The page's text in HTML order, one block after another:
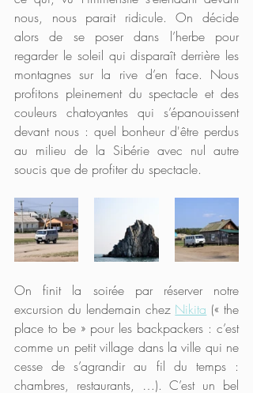
nous, nous parait ridicule. On décide
alors de se poser dans l’herbe pour
regarder le soleil qui disparaît derrière les
montagnes sur la rive d’en face. Nous
profitons pleinement du spectacle et des
couleurs chatoyantes qui s’épanouissent
devant nous : quel bonheur d'être perdus
au milieu de la Sibérie avec nul autre
soucis que de profiter du spectacle.
On finit la soirée par réserver notre
excursion du lendemain chez Nikita (« the
place to be » pour les backpackers : c’est
comme un petit village dans la ville qui ne
cesse de s’agrandir au fil du temps :
chambres, restaurants, …). C’est un bel